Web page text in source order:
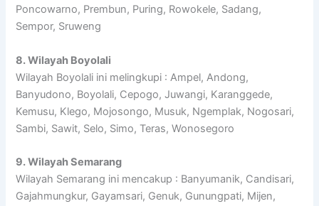
Poncowarno, Prembun, Puring, Rowokele, Sadang,
Sempor, Sruweng
8. Wilayah Boyolali
Wilayah Boyolali ini melingkupi : Ampel, Andong,
Banyudono, Boyolali, Cepogo, Juwangi, Karanggede,
Kemusu, Klego, Mojosongo, Musuk, Ngemplak, Nogosari,
Sambi, Sawit, Selo, Simo, Teras, Wonosegoro
9. Wilayah Semarang
Wilayah Semarang ini mencakup : Banyumanik, Candisari,
Gajahmungkur, Gayamsari, Genuk, Gunungpati, Mijen,